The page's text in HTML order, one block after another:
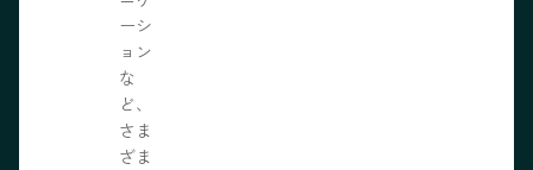
ーシ
ョン
な
ど、
さま
ざま